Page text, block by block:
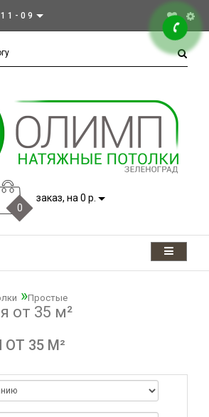
09
0
заказ, на 0 р.
Простые
от 35 м²
35 М²